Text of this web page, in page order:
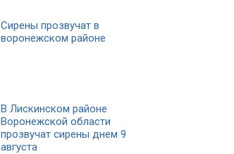
Сирены прозвучат в
воронежском районе
В Лискинском районе
Воронежской области
прозвучат сирены днем 9
августа